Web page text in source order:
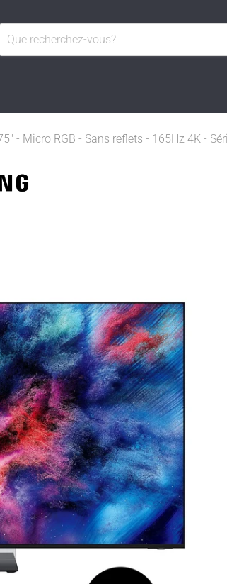
- Micro RGB - Sans reflets - 165Hz 4K -